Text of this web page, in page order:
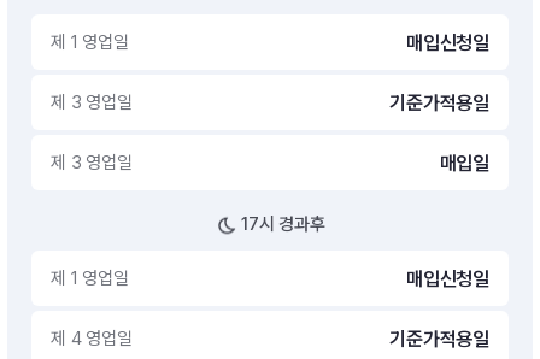
제 1 영업일 매입신청일
제 3 영업일 기준가적용일
제 3 영업일 매입일
17시 경과후
제 1 영업일 매입신청일
제 4 영업일 기준가적용일